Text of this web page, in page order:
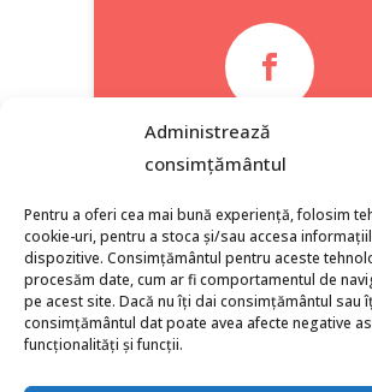
Administrează
consimțământul
Pentru a oferi cea mai bună experiență, folosim
cookie-uri, pentru a stoca și/sau accesa
dispozitive. Consimțământul pentru aceste
procesăm date, cum ar fi comportamentul de
pe acest site. Dacă nu îți dai consimțământul sau
consimțământul dat poate avea afecte negative
funcționalități și funcții.

Facebook